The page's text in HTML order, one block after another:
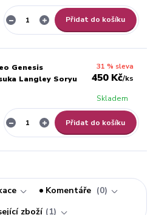
Přidat do košíku
Genesis
Langley Soryu
31 % sleva
450 Kč/ks
Skladem
Přidat do košíku
Komentáře
0
zboží
1